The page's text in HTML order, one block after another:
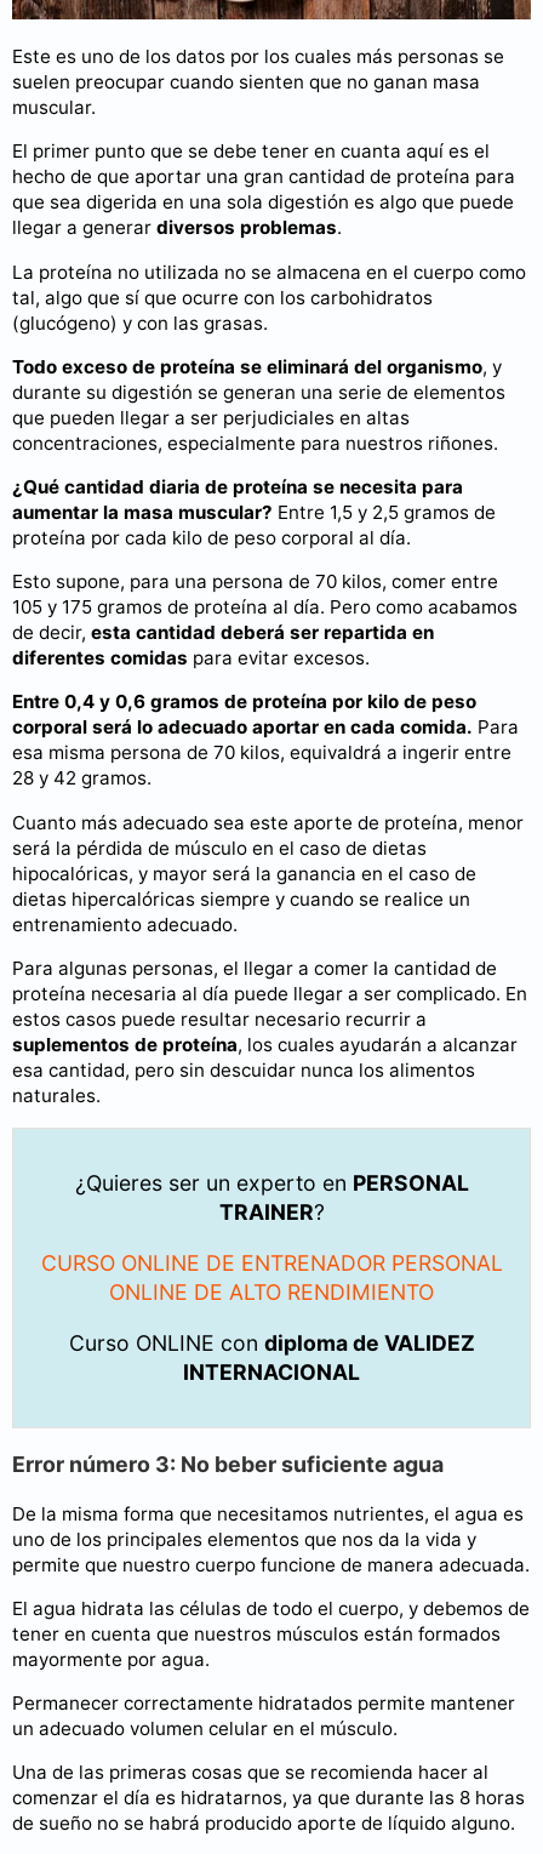
Este es uno de los datos por los cuales más personas se
suelen preocupar cuando sienten que no ganan masa
muscular.
El primer punto que se debe tener en cuanta aquí es el
hecho de que aportar una gran cantidad de proteína para
que sea digerida en una sola digestión es algo que puede
llegar a generar diversos problemas.
La proteína no utilizada no se almacena en el cuerpo como
tal, algo que sí que ocurre con los carbohidratos
(glucógeno) y con las grasas.
Todo exceso de proteína se eliminará del organismo, y
durante su digestión se generan una serie de elementos
que pueden llegar a ser perjudiciales en altas
concentraciones, especialmente para nuestros riñones.
¿Qué cantidad diaria de proteína se necesita para
aumentar la masa muscular? Entre 1,5 y 2,5 gramos de
proteína por cada kilo de peso corporal al día.
Esto supone, para una persona de 70 kilos, comer entre
105 y 175 gramos de proteína al día. Pero como acabamos
de decir, esta cantidad deberá ser repartida en
diferentes comidas para evitar excesos.
Entre 0,4 y 0,6 gramos de proteína por kilo de peso
corporal será lo adecuado aportar en cada comida. Para
esa misma persona de 70 kilos, equivaldrá a ingerir entre
28 y 42 gramos.
Cuanto más adecuado sea este aporte de proteína, menor
será la pérdida de músculo en el caso de dietas
hipocalóricas, y mayor será la ganancia en el caso de
dietas hipercalóricas siempre y cuando se realice un
entrenamiento adecuado.
Para algunas personas, el llegar a comer la cantidad de
proteína necesaria al día puede llegar a ser complicado. En
estos casos puede resultar necesario recurrir a
suplementos de proteína, los cuales ayudarán a alcanzar
esa cantidad, pero sin descuidar nunca los alimentos
naturales.
¿Quieres ser un experto en PERSONAL
TRAINER?
CURSO ONLINE DE ENTRENADOR PERSONAL
ONLINE DE ALTO RENDIMIENTO
Curso ONLINE con diploma de VALIDEZ
INTERNACIONAL
Error número 3: No beber suficiente agua
De la misma forma que necesitamos nutrientes, el agua es
uno de los principales elementos que nos da la vida y
permite que nuestro cuerpo funcione de manera adecuada.
El agua hidrata las células de todo el cuerpo, y debemos de
tener en cuenta que nuestros músculos están formados
mayormente por agua.
Permanecer correctamente hidratados permite mantener
un adecuado volumen celular en el músculo.
Una de las primeras cosas que se recomienda hacer al
comenzar el día es hidratarnos, ya que durante las 8 horas
de sueño no se habrá producido aporte de líquido alguno.